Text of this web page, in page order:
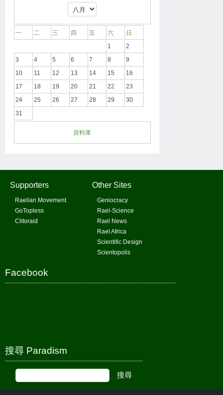
一 二 三 四 五 六
日
1
2
3
4 5 6 7 8
9
10
11 12 13 14 15
16
17
18 19 20 21 22
23
24
25 26 27 28 29
30
31
資料庫
Supporters
Raelian Movement
GoTopless
Clitoraid
Other Sites
Geniocracy
Rael-Science
Rael News
Rael Africa
Scientific Design
Scientopolis
Facebook
搜尋 Paradism